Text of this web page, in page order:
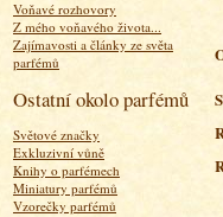
Voňavé rozhovory
Z mého voňavého života...
Zajímavosti a články ze světa
parfémů
Ostatní okolo parfémů
Světové značky
Exkluzivní vůně
Knihy o parfémech
Miniatury parfémů
Vzorečky parfémů